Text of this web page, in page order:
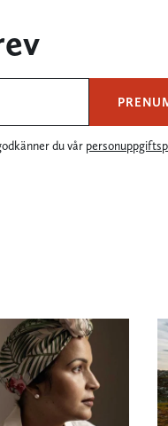
du vår